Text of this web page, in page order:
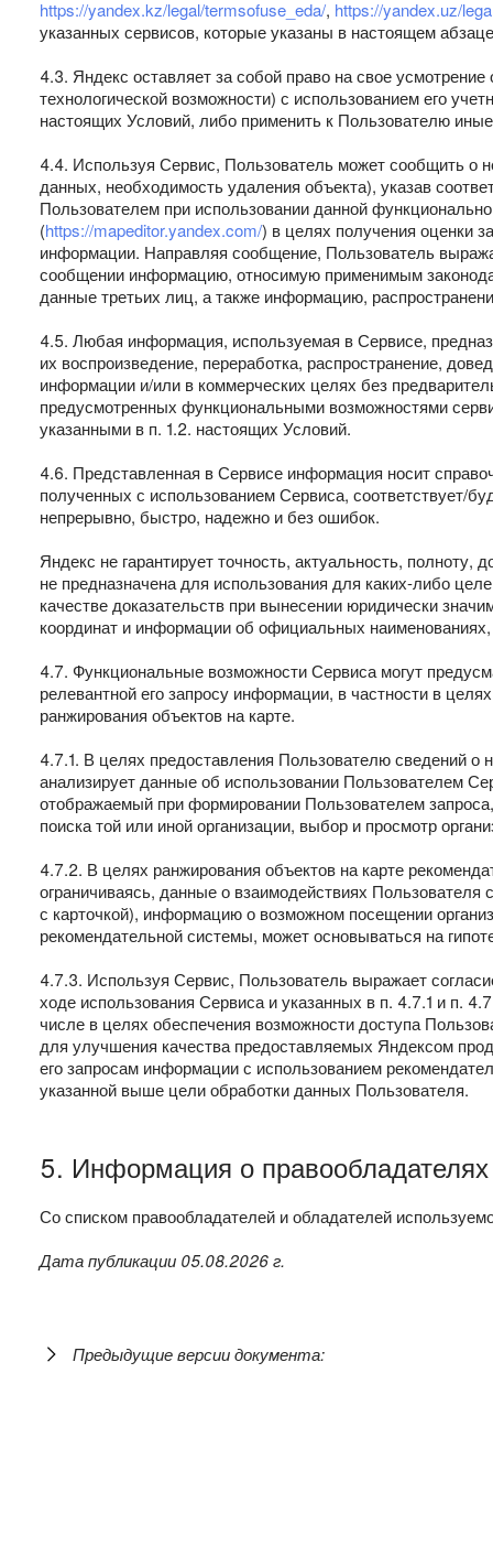
https://yandex.kz/legal/termsofuse_eda/, https://yandex.uz/
указанных сервисов, которые указаны в настоящем
4.3. Яндекс оставляет за собой право на свое
технологической возможности) с использованием его
настоящих Условий, либо применить к Пользователю
4.4. Используя Сервис, Пользователь может сообщить о
данных, необходимость удаления объекта), указав
Пользователем при использовании данной
(https://mapeditor.yandex.com/) в целях получения оценки
информации. Направляя сообщение, Пользователь
сообщении информацию, относимую применимым
данные третьих лиц, а также информацию,
4.5. Любая информация, используемая в Сервисе,
их воспроизведение, переработка, распространение,
информации и/или в коммерческих целях без
предусмотренных функциональными возможностями
указанными в п. 1.2. настоящих Условий.
4.6. Представленная в Сервисе информация носит
полученных с использованием Сервиса, соответствует/
непрерывно, быстро, надежно и без ошибок.
Яндекс не гарантирует точность, актуальность,
не предназначена для использования для каких-либо
качестве доказательств при вынесении юридически
координат и информации об официальных
4.7. Функциональные возможности Сервиса могут
релевантной его запросу информации, в частности в
ранжирования объектов на карте.
4.7.1. В целях предоставления Пользователю сведений о
анализирует данные об использовании Пользователем
отображаемый при формировании Пользователем
поиска той или иной организации, выбор и просмотр
4.7.2. В целях ранжирования объектов на карте
ограничиваясь, данные о взаимодействиях Пользователя
с карточкой), информацию о возможном посещении
рекомендательной системы, может основываться на
4.7.3. Используя Сервис, Пользователь выражает
ходе использования Сервиса и указанных в п. 4.7.1 и п.
числе в целях обеспечения возможности доступа
для улучшения качества предоставляемых Яндексом
его запросам информации с использованием
указанной выше цели обработки данных Пользователя.
5. Информация о
Со списком правообладателей и обладателей
Дата публикации 05.08.2026 г.
Предыдущие версии документа: